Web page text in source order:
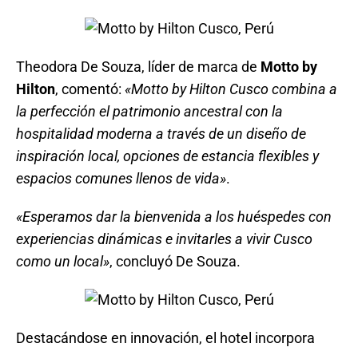
Theodora De Souza, líder de marca de Motto by
Hilton, comentó: «Motto by Hilton Cusco combina a
la perfección el patrimonio ancestral con la
hospitalidad moderna a través de un diseño de
inspiración local, opciones de estancia flexibles y
espacios comunes llenos de vida».
«Esperamos dar la bienvenida a los huéspedes con
experiencias dinámicas e invitarles a vivir Cusco
como un local», concluyó De Souza.
Destacándose en innovación, el hotel incorpora